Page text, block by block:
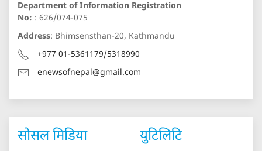
Department of Information Registration
No: : 626/074-075
Address: Bhimsensthan-20, Kathmandu
+977 01-5361179/5318990
enewsofnepal@gmail.com
सोसल मिडिया युटिलिटि